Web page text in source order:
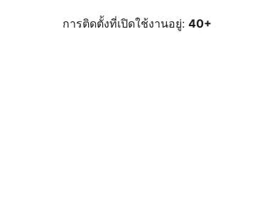
การติดตั้งที่เปิดใช้งานอยู่: 40+